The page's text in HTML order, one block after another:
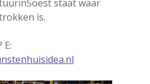
staat waar
is.
E:
On the Move
Circus
Dans
Contact